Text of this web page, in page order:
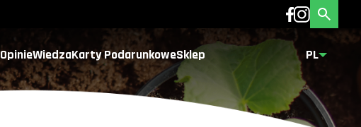
OpinieWiedzaKarty PodarunkoweSklep PL